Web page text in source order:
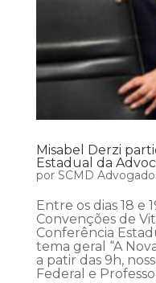
Misabel Derzi
Estadual da
por SCMD
Entre os dias 18 e
Convenções de
Conferência
tema geral “A
a patir das 9h,
Federal e